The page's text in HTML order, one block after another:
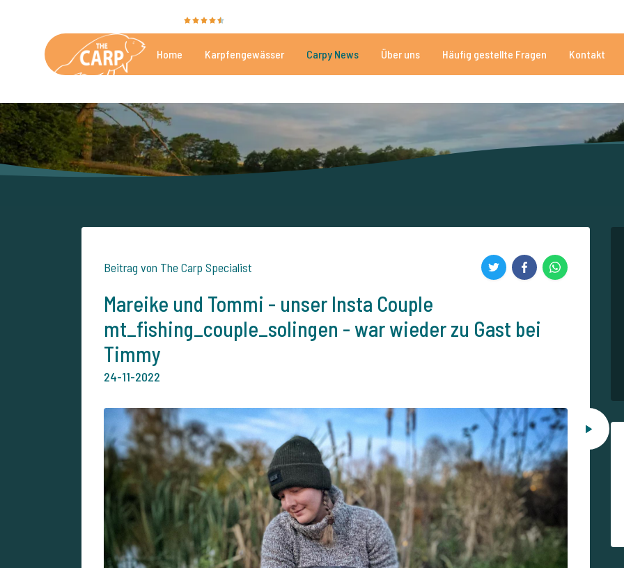
Home Karpfengewässer Carpy News Über uns Häufig gestellte Fragen Kontakt
Beitrag von The Carp Specialist
Mareike und Tommi - unser Insta Couple
mt_fishing_couple_solingen - war wieder zu Gast bei
Timmy
24-11-2022